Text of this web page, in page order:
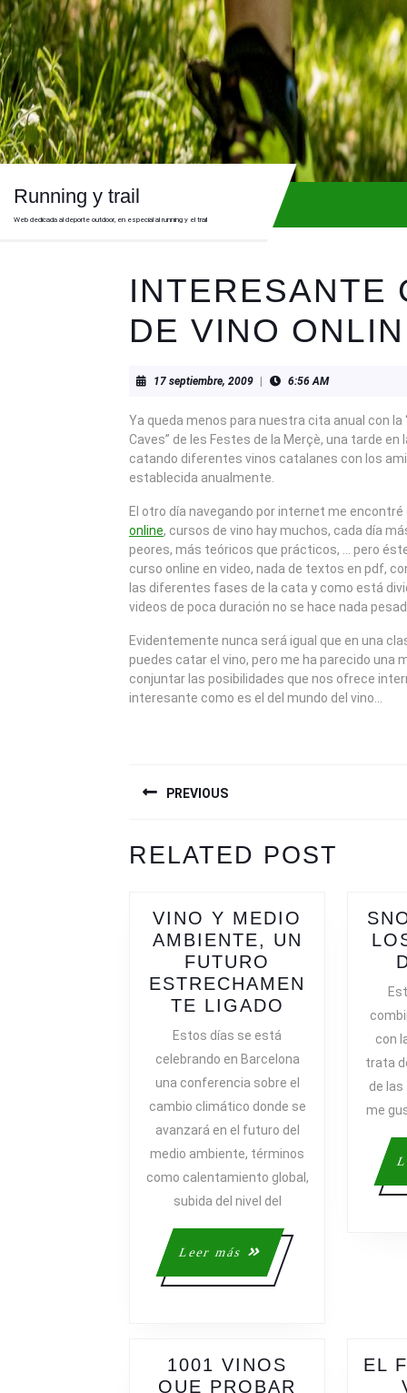
Skip
to
content
Running y trail
Web dedicada al deporte outdoor, en especial al running y el trail
INTERESANTE
DE VINO
17 septiembre, 200917
6:56 AM
Ya queda menos para nuestra cita anual con la
Caves” de les Festes de la Merçè, una tarde en
catando diferentes vinos catalanes con los
establecida anualmente.
El otro día navegando por internet me
online, cursos de vino hay muchos, cada día
peores, más teóricos que prácticos, … pero
curso online en video, nada de textos en pdf,
las diferentes fases de la cata y como está
videos de poca duración no se hace nada
Evidentemente nunca será igual que en una
puedes catar el vino, pero me ha parecido una
conjuntar las posibilidades que nos ofrece
interesante como es el del mundo del vino…
DE
ENTRADAS
PREVIOUS
post:
RELATED POST
VINO Y MEDIO
AMBIENTE, UN
FUTURO
ESTRECHAMEN
TE LIGADO
AMBIENTE,
UN
FUTURO
LIGADO
Estos días se está
celebrando en Barcelona
una conferencia sobre el
cambio climático donde se
avanzará en el futuro del
medio ambiente, términos
como calentamiento global,
subida del nivel del
Leer más
Leer
más
con
trata
de
me
1001 VINOS
QUE PROBAR
EL